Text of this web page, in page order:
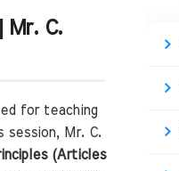
C.
for teaching
Mr. C.
(Articles